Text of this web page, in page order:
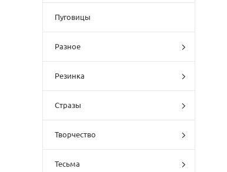
Пуговицы
Разное
Резинка
Стразы
Творчество
Тесьма